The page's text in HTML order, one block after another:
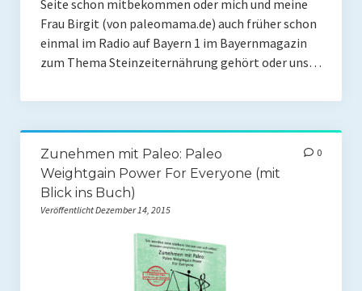
Impressum
Seite schon mitbekommen oder mich und meine
Frau Birgit (von paleomama.de) auch früher schon
einmal im Radio auf Bayern 1 im Bayernmagazin
zum Thema Steinzeiternährung gehört oder uns…
Zunehmen mit Paleo: Paleo
Weightgain Power For Everyone (mit
Blick ins Buch)
Veröffentlicht Dezember 14, 2015
0